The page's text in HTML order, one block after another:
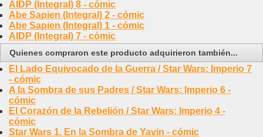
AIDP (Integral) 8 - cómic
Abe Sapien (Integral) 2 - cómic
Abe Sapien (Integral) 1 - cómic
AIDP (Integral) 7 - cómic
Quienes compraron este producto adquirieron también...
El Lado Equivocado de la Guerra / Star Wars: Imperio 7
- cómic
A la Sombra de sus Padres / Star Wars: Imperio 6 -
cómic
El Corazón de la Rebelión / Star Wars: Imperio 4 -
cómic
Star Wars 1. En la Sombra de Yavin - cómic